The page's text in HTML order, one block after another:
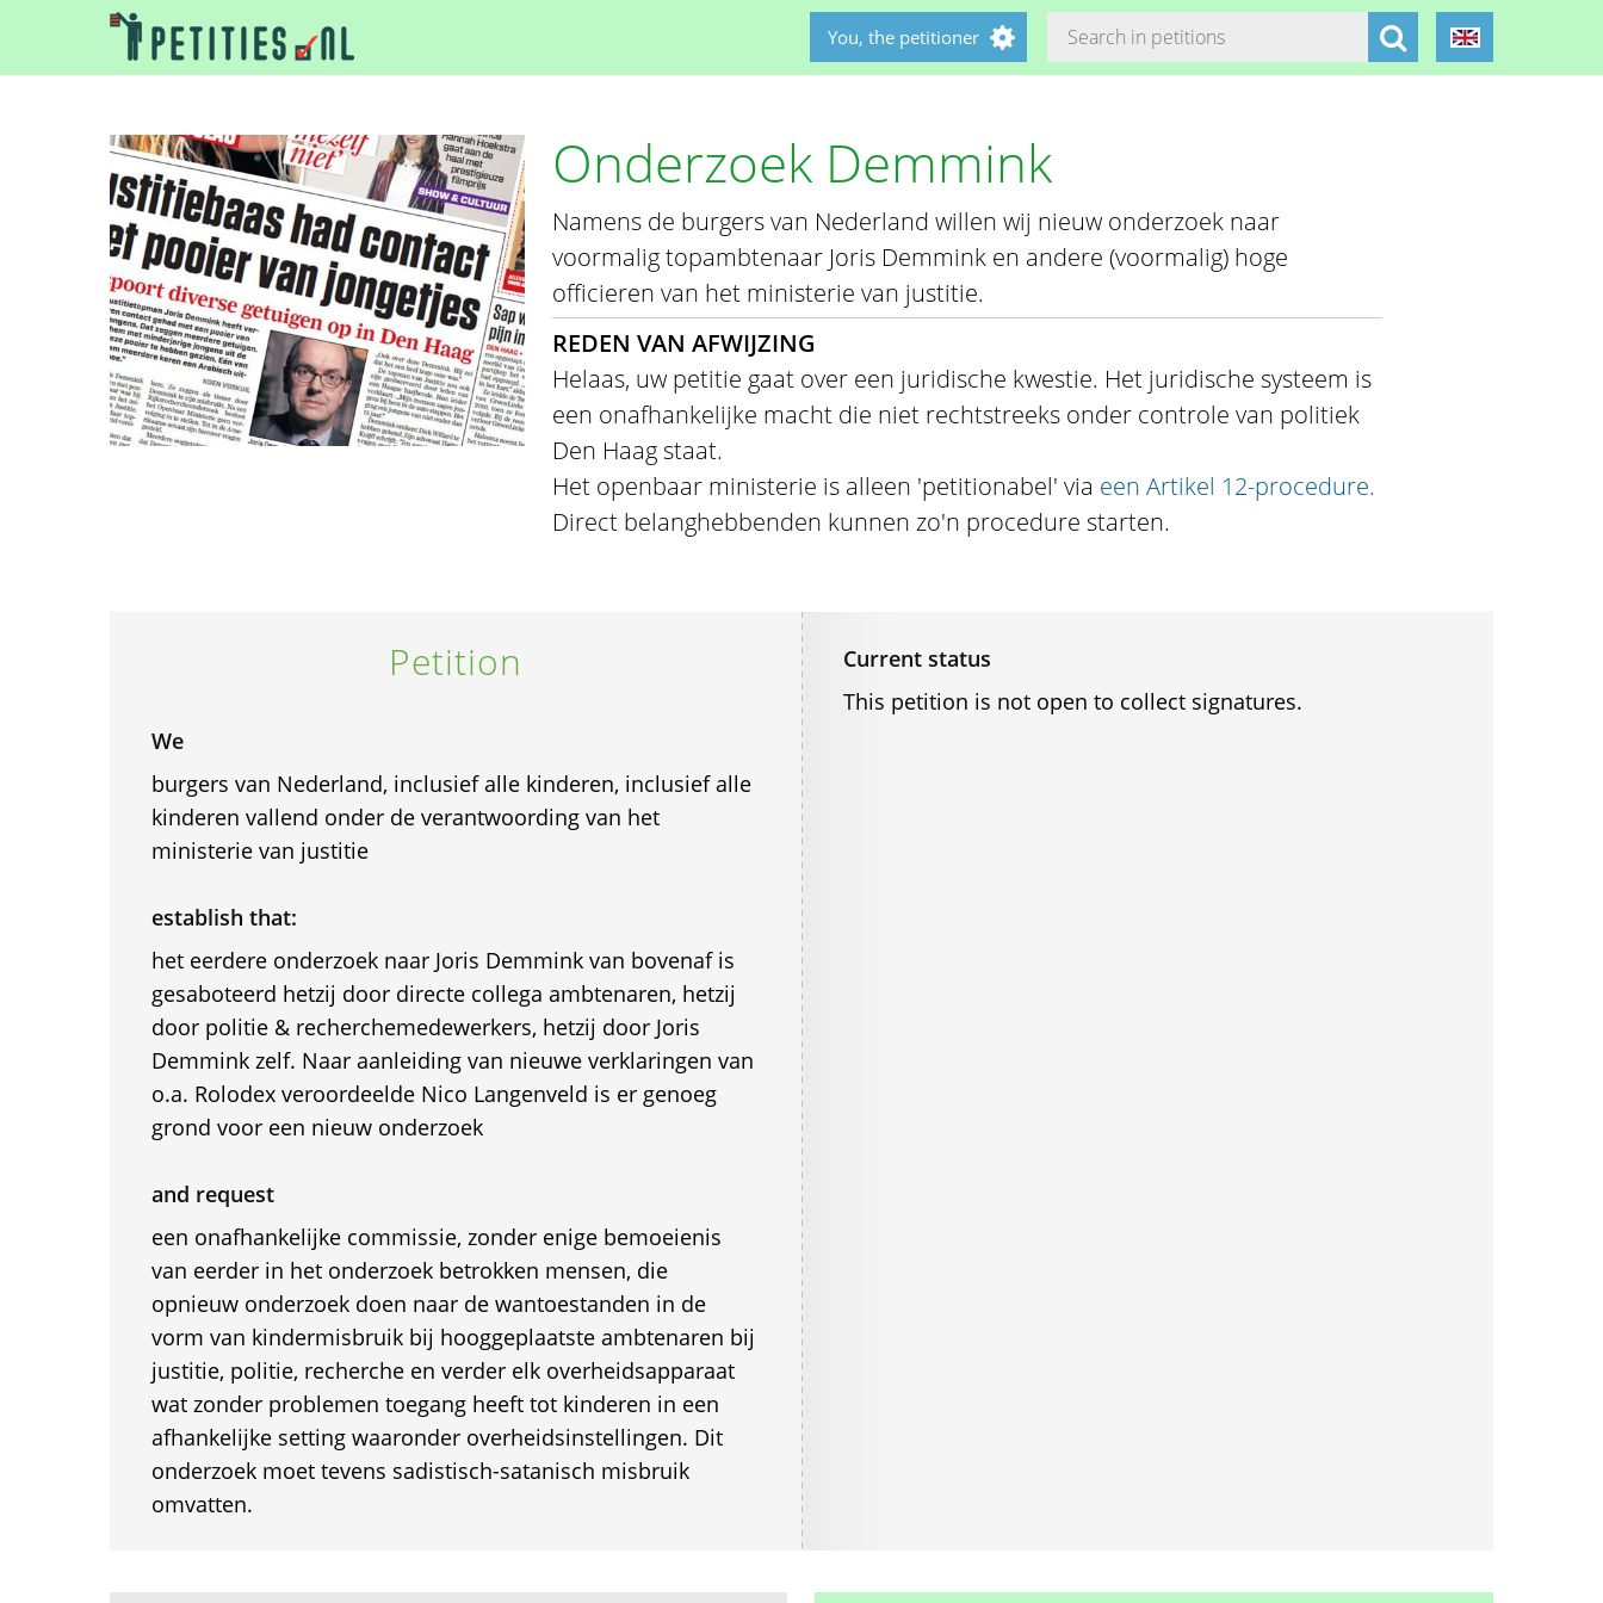
You, the petitioner
Onderzoek Demmink
Namens de burgers van Nederland willen wij nieuw onderzoek naar
voormalig topambtenaar Joris Demmink en andere (voormalig) hoge
officieren van het ministerie van justitie.
REDEN VAN AFWIJZING
Helaas, uw petitie gaat over een juridische kwestie. Het juridische systeem is
een onafhankelijke macht die niet rechtstreeks onder controle van politiek
Den Haag staat.
Het openbaar ministerie is alleen 'petitionabel' via een Artikel 12-procedure.
Direct belanghebbenden kunnen zo'n procedure starten.
Petition
We
burgers van Nederland, inclusief alle kinderen, inclusief alle
kinderen vallend onder de verantwoording van het
ministerie van justitie
establish that:
het eerdere onderzoek naar Joris Demmink van bovenaf is
gesaboteerd hetzij door directe collega ambtenaren, hetzij
door politie & recherchemedewerkers, hetzij door Joris
Demmink zelf. Naar aanleiding van nieuwe verklaringen van
o.a. Rolodex veroordeelde Nico Langenveld is er genoeg
grond voor een nieuw onderzoek
and request
een onafhankelijke commissie, zonder enige bemoeienis
van eerder in het onderzoek betrokken mensen, die
opnieuw onderzoek doen naar de wantoestanden in de
vorm van kindermisbruik bij hooggeplaatste ambtenaren bij
justitie, politie, recherche en verder elk overheidsapparaat
wat zonder problemen toegang heeft tot kinderen in een
afhankelijke setting waaronder overheidsinstellingen. Dit
onderzoek moet tevens sadistisch-satanisch misbruik
omvatten.
Current status
This petition is not open to collect signatures.